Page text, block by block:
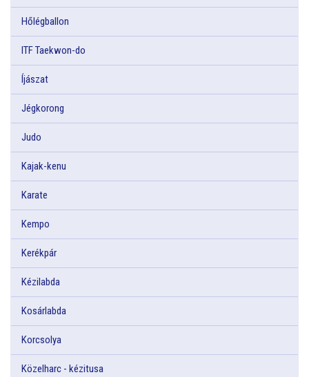
Hőlégballon
ITF Taekwon-do
Íjászat
Jégkorong
Judo
Kajak-kenu
Karate
Kempo
Kerékpár
Kézilabda
Kosárlabda
Korcsolya
Közelharc - kézitusa